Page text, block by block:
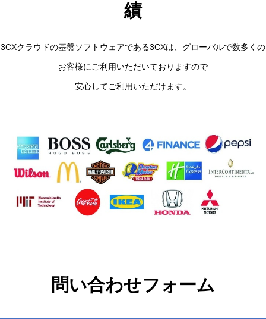
績
3CXクラウドの基盤ソフトウェアである3CXは、グローバルで数多くの
お客様にご利用いただいておりますので
安心してご利用いただけます。
問い合わせフォーム